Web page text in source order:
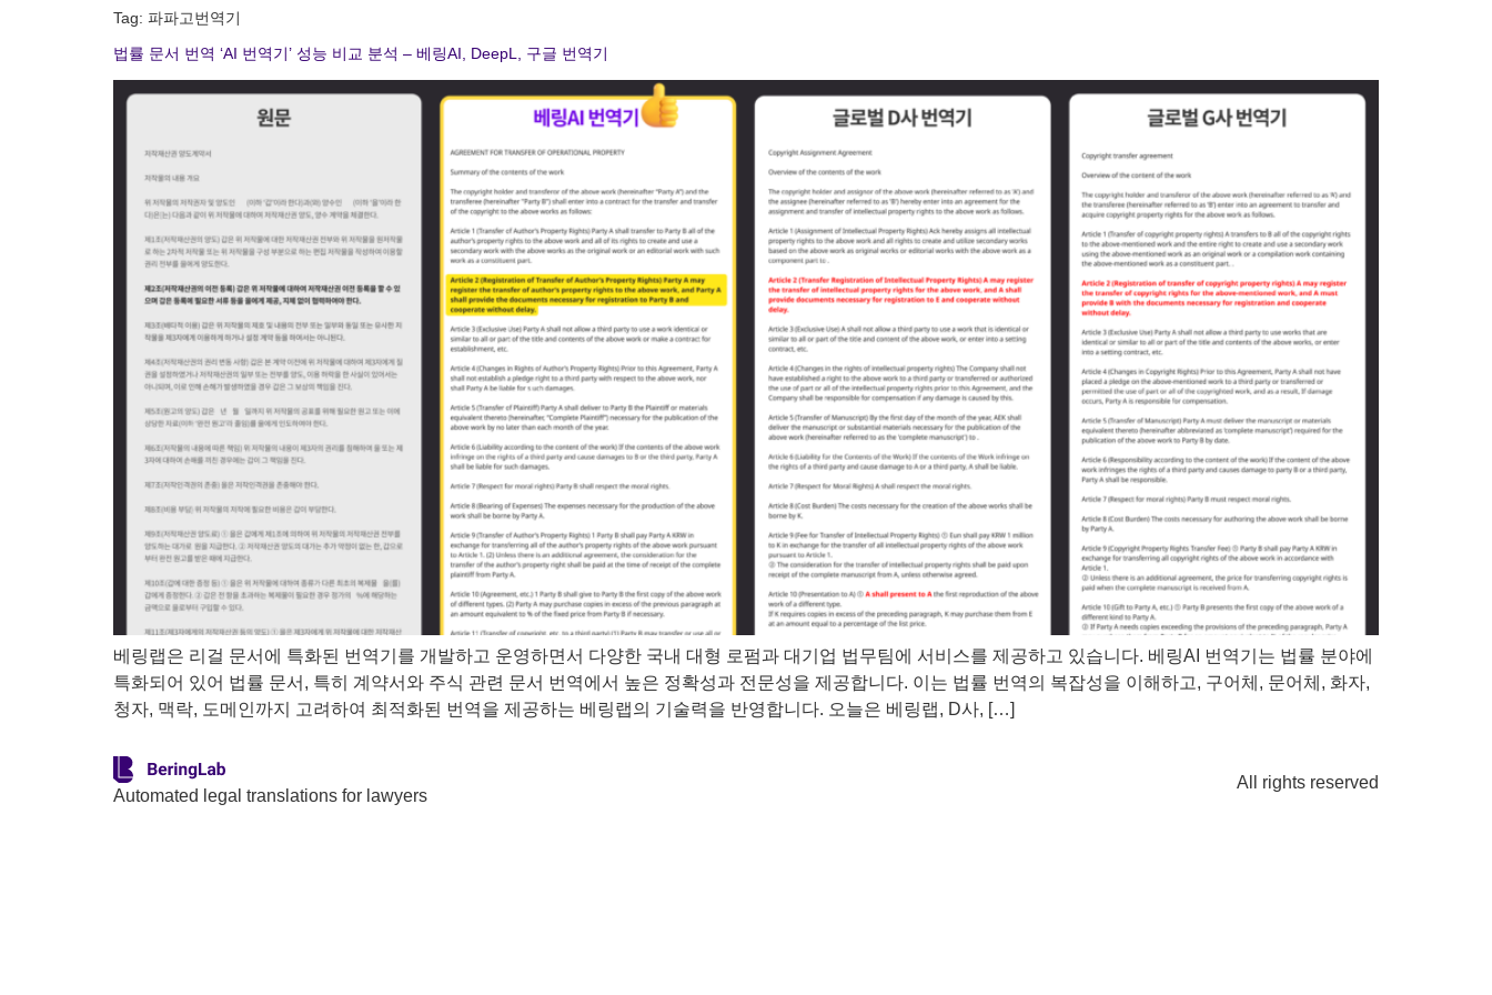
Tag: 파파고번역기
법률 문서 번역 ‘AI 번역기’ 성능 비교 분석 – 베링AI, DeepL, 구글 번역기
베링랩은 리걸 문서에 특화된 번역기를 개발하고 운영하면서 다양한 국내 대형 로펌과 대기업 법무팀에 서비스를 제공하고 있습니다. 베링AI 번역기는 법률 분야에
특화되어 있어 법률 문서, 특히 계약서와 주식 관련 문서 번역에서 높은 정확성과 전문성을 제공합니다. 이는 법률 번역의 복잡성을 이해하고, 구어체, 문어체, 화자,
청자, 맥락, 도메인까지 고려하여 최적화된 번역을 제공하는 베링랩의 기술력을 반영합니다. 오늘은 베링랩, D사, […]
Automated legal translations for lawyers
All rights reserved